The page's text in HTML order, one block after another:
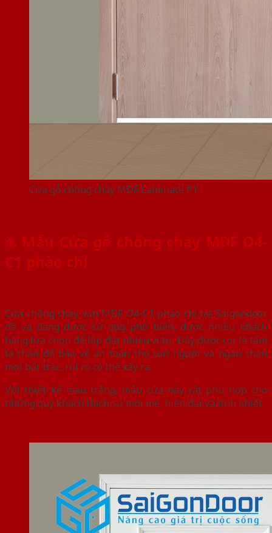
Cửa gỗ chống cháy MDF Laminate P1
4. Mẫu Cửa gỗ chống cháy MDF O4-
C1 phào chỉ
Cửa chống cháy văn MDF O4-C1 phào chỉ tại Saigondoor
đã và đang được sử dụng phổ biến, được nhiều khách
hàng lựa chọn để lắp đặt nhiều vị trí. Đây được coi là tấm
lá chắn để bảo vệ an toàn cho con người và ngăn chặn
mọi bất trắc, rủi ro có thể xảy ra.
Với thiết kế màu trắng, mẫu cửa này rất phù hợp cho
những quý khách thích sự mới mẻ, hiện đại và tinh khiết.